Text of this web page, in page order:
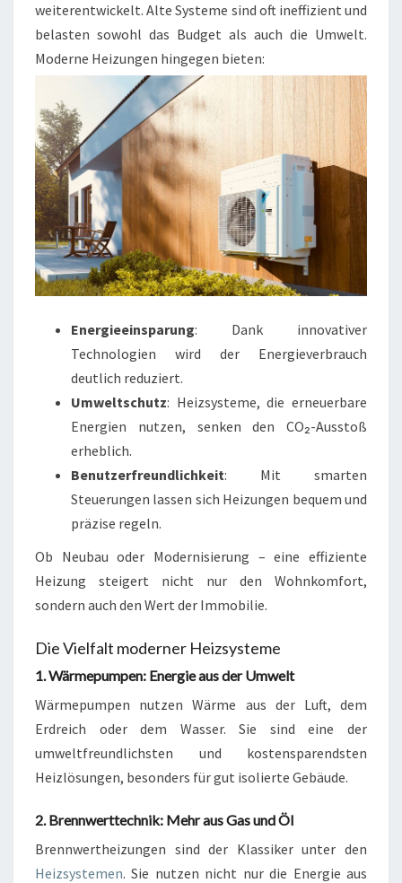
weiterentwickelt. Alte Systeme sind oft ineffizient und
belasten sowohl das Budget als auch die Umwelt.
Moderne Heizungen hingegen bieten:
Energieeinsparung: Dank innovativer
Technologien wird der Energieverbrauch
deutlich reduziert.
Umweltschutz: Heizsysteme, die erneuerbare
Energien nutzen, senken den CO₂-Ausstoß
erheblich.
Benutzerfreundlichkeit: Mit smarten
Steuerungen lassen sich Heizungen bequem und
präzise regeln.
Ob Neubau oder Modernisierung – eine effiziente
Heizung steigert nicht nur den Wohnkomfort,
sondern auch den Wert der Immobilie.
Die Vielfalt moderner Heizsysteme
1. Wärmepumpen: Energie aus der Umwelt
Wärmepumpen nutzen Wärme aus der Luft, dem
Erdreich oder dem Wasser. Sie sind eine der
umweltfreundlichsten und kostensparendsten
Heizlösungen, besonders für gut isolierte Gebäude.
2. Brennwerttechnik: Mehr aus Gas und Öl
Brennwertheizungen sind der Klassiker unter den
Heizsystemen. Sie nutzen nicht nur die Energie aus